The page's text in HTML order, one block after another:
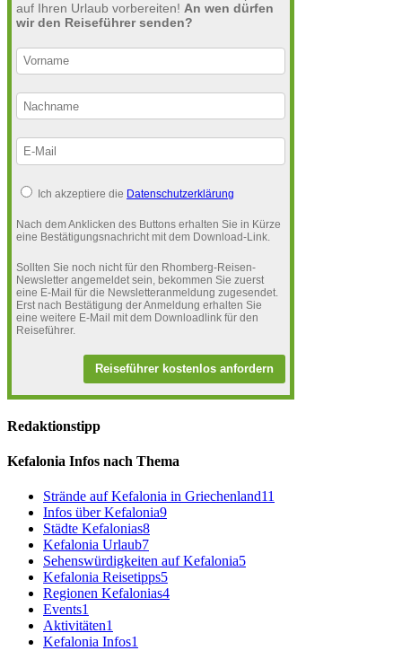
auf Ihren Urlaub vorbereiten! An wen dürfen
wir den Reiseführer senden?
Ich akzeptiere die Datenschutzerklärung
Nach dem Anklicken des Buttons erhalten Sie in Kürze
eine Bestätigungsnachricht mit dem Download-Link.
Sollten Sie noch nicht für den Rhomberg-Reisen-
Newsletter angemeldet sein, bekommen Sie zuerst
eine E-Mail für die Newsletteranmeldung zugesendet.
Erst nach Bestätigung der Anmeldung erhalten Sie
eine weitere E-Mail mit dem Downloadlink für den
Reiseführer.
Reiseführer kostenlos anfordern
Redaktionstipp
Kefalonia Infos nach Thema
Strände auf Kefalonia in Griechenland11
Infos über Kefalonia9
Städte Kefalonias8
Kefalonia Urlaub7
Sehenswürdigkeiten auf Kefalonia5
Kefalonia Reisetipps5
Regionen Kefalonias4
Events1
Aktivitäten1
Kefalonia Infos1